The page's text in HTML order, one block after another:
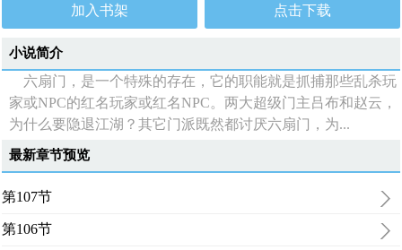
加入书架 点击下载
小说简介
六扇门，是一个特殊的存在，它的职能就是抓捕那些乱杀玩
家或NPC的红名玩家或红名NPC。两大超级门主吕布和赵云，
为什么要隐退江湖？其它门派既然都讨厌六扇门，为...
最新章节预览
第107节
第106节